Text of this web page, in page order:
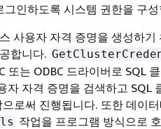
인하도록 시스템 권한을 구
사용자 자격 증명을 생성하기
합니다.
는 ODBC 드라이버로 SQL
자 자격 증명을 검색하고 SQL
로써 진행됩니다. 또한 데이
작업을 프로그램 방식으로